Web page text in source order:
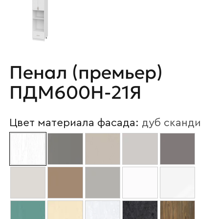
Пенал (премьер)
ПДМ600Н-21Я
Цвет материала фасада: дуб сканди